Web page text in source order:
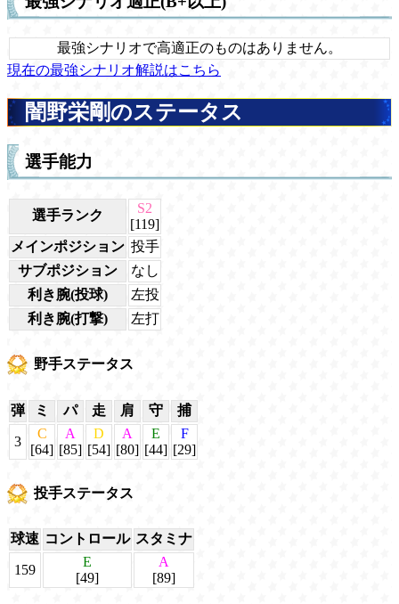
最強シナリオで高適正のものはありません。
現在の最強シナリオ解説はこちら
闇野栄剛のステータス
選手能力
選手ランク
S2
[119]
メインポジション 投手
サブポジション
なし
利き腕(投球)
左投
利き腕(打撃)
左打
野手ステータス
弾 ミ パ 走 肩 守 捕
3
C
[64]
A
[85]
D
[54]
A
[80]
E
[44]
F
[29]
投手ステータス
球速 コントロール スタミナ
159
E
[49]
A
[89]